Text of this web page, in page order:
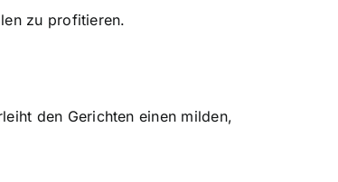
zu profitieren.
den Gerichten einen milden,